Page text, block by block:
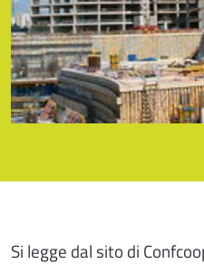
Si legge dal sito di